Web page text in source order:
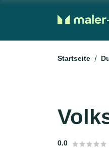
Startseite
0.0